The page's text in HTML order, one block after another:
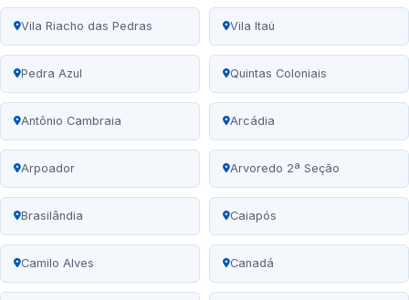
Vila Riacho das Pedras Vila Itaú
Pedra Azul Quintas Coloniais
Antônio Cambraia Arcádia
Arpoador Arvoredo 2ª Seção
Brasilândia Caiapós
Camilo Alves Canadá